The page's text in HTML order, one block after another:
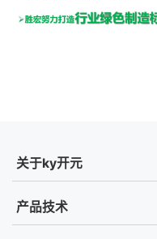
关于ky开元
产品技术